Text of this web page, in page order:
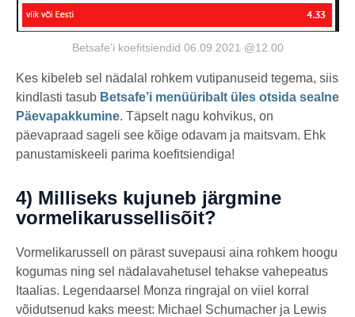
Betsafe’i koefitsiendid 06.09.2021 @12.00
Kes kibeleb sel nädalal rohkem vutipanuseid tegema, siis
kindlasti tasub Betsafe’i menüüribalt üles otsida sealne
Päevapakkumine. Täpselt nagu kohvikus, on
päevapraad sageli see kõige odavam ja maitsvam. Ehk
panustamiskeeli parima koefitsiendiga!
4) Milliseks kujuneb järgmine
vormelikarussellisõit?
Vormelikarussell on pärast suvepausi aina rohkem hoogu
kogumas ning sel nädalavahetusel tehakse vahepeatus
Itaalias. Legendaarsel Monza ringrajal on viiel korral
võidutsenud kaks meest: Michael Schumacher ja Lewis